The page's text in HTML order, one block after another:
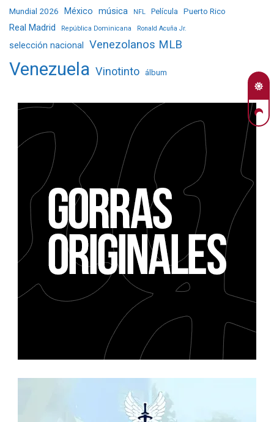
Mundial 2026 México música NFL Película Puerto Rico
Real Madrid República Dominicana Ronald Acuña Jr.
selección nacional Venezolanos MLB
Venezuela Vinotinto álbum